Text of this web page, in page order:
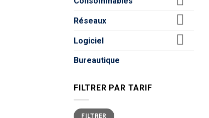
Réseaux
Logiciel
Bureautique
FILTRER PAR TARIF
Prix
Prix
FILTRER